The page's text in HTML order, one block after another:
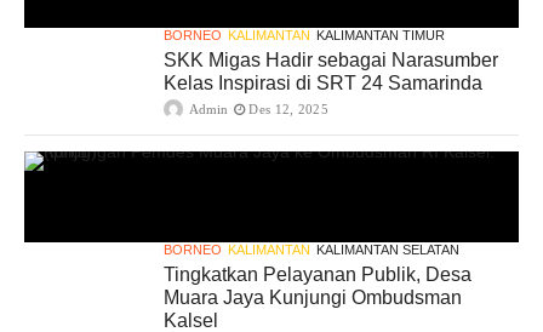
BORNEO KALIMANTAN KALIMANTAN TIMUR
SKK Migas Hadir sebagai Narasumber
Kelas Inspirasi di SRT 24 Samarinda
Admin Des 12, 2025
BORNEO KALIMANTAN KALIMANTAN SELATAN
Tingkatkan Pelayanan Publik, Desa
Muara Jaya Kunjungi Ombudsman
Kalsel